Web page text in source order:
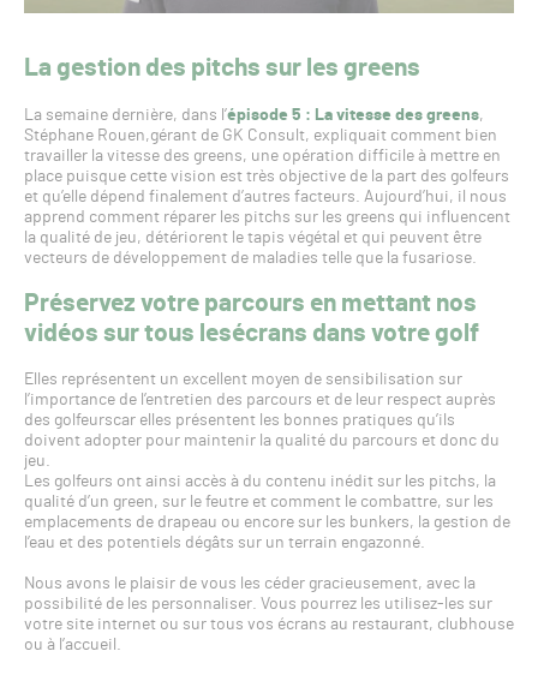
La gestion des pitchs sur les greens
La semaine dernière, dans l’épisode 5 : La vitesse des greens,
Stéphane Rouen,gérant de GK Consult, expliquait comment bien
travailler la vitesse des greens, une opération difficile à mettre en
place puisque cette vision est très objective de la part des golfeurs
et qu’elle dépend finalement d’autres facteurs. Aujourd’hui, il nous
apprend comment réparer les pitchs sur les greens qui influencent
la qualité de jeu, détériorent le tapis végétal et qui peuvent être
vecteurs de développement de maladies telle que la fusariose.
Préservez votre parcours en mettant nos
vidéos sur tous lesécrans dans votre golf
Elles représentent un excellent moyen de sensibilisation sur
l’importance de l’entretien des parcours et de leur respect auprès
des golfeurscar elles présentent les bonnes pratiques qu’ils
doivent adopter pour maintenir la qualité du parcours et donc du
jeu.
Les golfeurs ont ainsi accès à du contenu inédit sur les pitchs, la
qualité d’un green, sur le feutre et comment le combattre, sur les
emplacements de drapeau ou encore sur les bunkers, la gestion de
l’eau et des potentiels dégâts sur un terrain engazonné.
Nous avons le plaisir de vous les céder gracieusement, avec la
possibilité de les personnaliser. Vous pourrez les utilisez-les sur
votre site internet ou sur tous vos écrans au restaurant, clubhouse
ou à l’accueil.